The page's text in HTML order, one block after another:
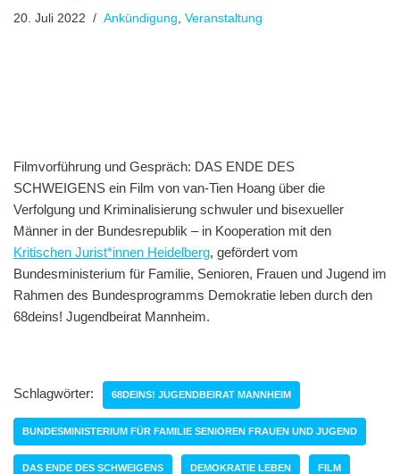
20. Juli 2022 Ankündigung, Veranstaltung
Filmvorführung und Gespräch: DAS ENDE DES
SCHWEIGENS ein Film von van-Tien Hoang über die
Verfolgung und Kriminalisierung schwuler und bisexueller
Männer in der Bundesrepublik – in Kooperation mit den
Kritischen Jurist*innen Heidelberg, gefördert vom
Bundesministerium für Familie, Senioren, Frauen und Jugend im
Rahmen des Bundesprogramms Demokratie leben durch den
68deins! Jugendbeirat Mannheim.
Schlagwörter: 68DEINS! JUGENDBEIRAT MANNHEIM
BUNDESMINISTERIUM FÜR FAMILIE SENIOREN FRAUEN UND JUGEND
DAS ENDE DES SCHWEIGENS DEMOKRATIE LEBEN FILM